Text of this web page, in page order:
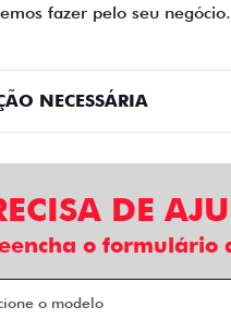
fazer pelo seu
NECESSÁRIA
DE
o formulário